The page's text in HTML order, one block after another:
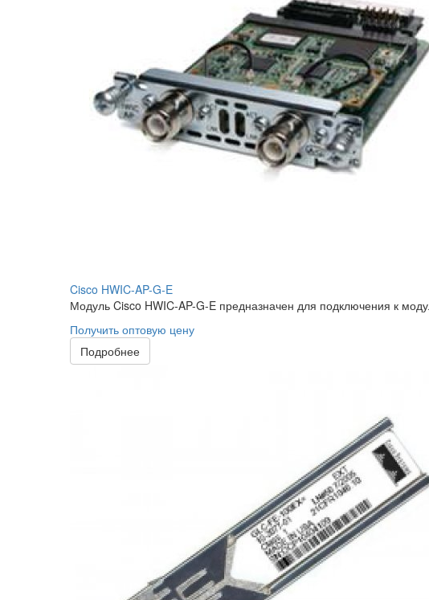
Cisco HWIC-AP-G-E
Модуль Cisco HWIC-AP-G-E предназначен для подключения к
Получить оптовую цену
Подробнее